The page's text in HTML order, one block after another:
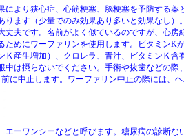
により狭心症、心筋梗塞、脳梗塞を予防する薬
ります（少量でのみ効果あり多いと効果なし）
丈夫です。名前がよく似ているのですが、心房
ためにワーファリンを使用します。ビタミンK
Ｋ産生増加）、クロレラ、青汁、ビタミンＫ含
中は摂らないでください。手術や抜歯などの際
に中止します。ワーファリン中止の際には、
エーワンシーなどと呼びます。糖尿病の診断な